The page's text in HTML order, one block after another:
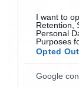
I want to
Retention,
Personal
Purposes
Opted Out
Google